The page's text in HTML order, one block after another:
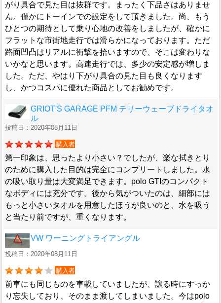
がり具合で見た目は抜群です。まったく下品さはありませ
ん。僅かにトーインでの設定をして頂きました。尚、もう
ひとつの期待として乗り心地の改善をしましたが、確かに
フラットな市街地走行では滑らかになっております。ただ
路面凹凸はリアルに衝撃を拾いますので、そこは変わりな
いかなと思います。高速走行では、多少の安定感が増しま
した。ただ、やはり下がり具合の見た目も良くなります
し、かつコスパに優れた商品としてお勧めです。
GRIOT'S GARAGE PFM テリーウェーブドライタオ
ル
投稿日：2020年08月11日
購入者
第一印象は、思ったより小さい？でしたが、楽な拭きとり
のために購入した目的は完全にコンプリートしました。水
の吸い取り量は大変満足できます。polo GTIのコンパクト
なボディには充分です。後から気がついたのは、細部には
もっと小さいタオルを用意したほうが良いのと、水を吸う
と当たり前ですが、重くなります。
VW ワーニングトライアングル
投稿日：2020年08月11日
購入者
前車にも同じものを車載していましたが、譲る時にすっか
り忘失しており、そのまま渡してしまいました。今はpolo